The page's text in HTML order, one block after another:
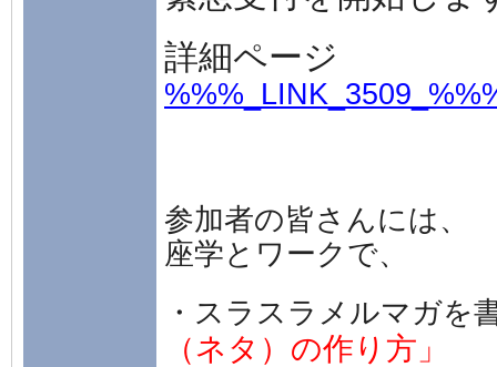
詳細ページ
参加者の皆さんには、
座学とワークで、
・スラスラメルマガを
（ネタ）の作り方」